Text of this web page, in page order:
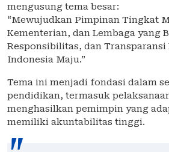
mengusung tema besar:
“Mewujudkan Pimpinan Tingkat
Kementerian, dan Lembaga yang
Responsibilitas, dan
Indonesia Maju.”
Tema ini menjadi fondasi dalam
pendidikan, termasuk
menghasilkan pemimpin yang
memiliki akuntabilitas tinggi.